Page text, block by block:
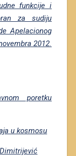
funkcije i
za sudiju
Apelacionog
2012.
poretku
u kosmosu